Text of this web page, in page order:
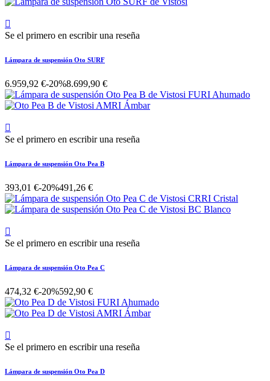

Se el primero en escribir una reseña
Lámpara de suspensión Oto SURF
6.959,92 €-20%8.699,90 €

Se el primero en escribir una reseña
Lámpara de suspensión Oto Pea B
393,01 €-20%491,26 €

Se el primero en escribir una reseña
Lámpara de suspensión Oto Pea C
474,32 €-20%592,90 €

Se el primero en escribir una reseña
Lámpara de suspensión Oto Pea D